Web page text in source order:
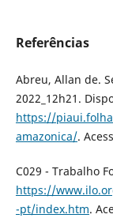
Referências
Abreu, Allan de.
2022_12h21.
https://
amazonica/.
C029 - Trabalho
https://
-pt/index.htm.